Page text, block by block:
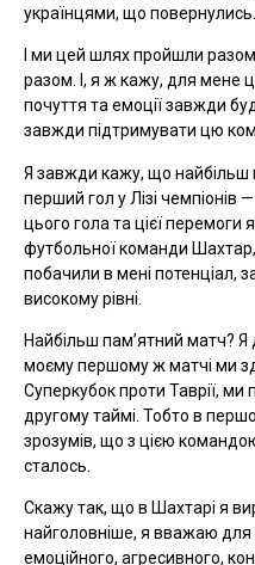
українцями, що повернулись.
І ми цей шлях пройшли
разом. І, я ж кажу, для мене
почуття та емоції завжди
завжди підтримувати цю
Я завжди кажу, що найбільш
перший гол у Лізі чемпіонів
цього гола та цієї
футбольної команди
побачили в мені потенціал,
високому рівні.
Найбільш пам’ятний матч?
моєму першому ж матчі ми
Суперкубок проти Таврії,
другому таймі. Тобто в
зрозумів, що з цією
сталось.
Скажу так, що в Шахтарі я
найголовніше, я вважаю для
емоційного, агресивного,